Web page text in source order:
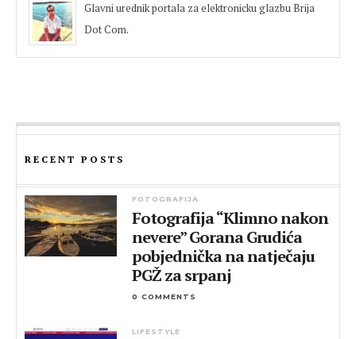
Glavni urednik portala za elektronicku glazbu Brija
Dot Com.
RECENT POSTS
FOTOGRAFIJA
Fotografija “Klimno nakon
nevere” Gorana Grudića
pobjednička na natječaju
PGŽ za srpanj
0 COMMENTS
LIFESTYLE